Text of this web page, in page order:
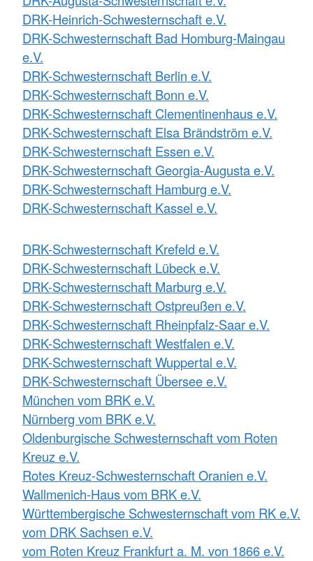
DRK-Heinrich-Schwesternschaft e.V.
DRK-Schwesternschaft Bad Homburg-Maingau
e.V.
DRK-Schwesternschaft Berlin e.V.
DRK-Schwesternschaft Bonn e.V.
DRK-Schwesternschaft Clementinenhaus e.V.
DRK-Schwesternschaft Elsa Brändström e.V.
DRK-Schwesternschaft Essen e.V.
DRK-Schwesternschaft Georgia-Augusta e.V.
DRK-Schwesternschaft Hamburg e.V.
DRK-Schwesternschaft Kassel e.V.
DRK-Schwesternschaft Krefeld e.V.
DRK-Schwesternschaft Lübeck e.V.
DRK-Schwesternschaft Marburg e.V.
DRK-Schwesternschaft Ostpreußen e.V.
DRK-Schwesternschaft Rheinpfalz-Saar e.V.
DRK-Schwesternschaft Westfalen e.V.
DRK-Schwesternschaft Wuppertal e.V.
DRK-Schwesternschaft Übersee e.V.
München vom BRK e.V.
Nürnberg vom BRK e.V.
Oldenburgische Schwesternschaft vom Roten
Kreuz e.V.
Rotes Kreuz-Schwesternschaft Oranien e.V.
Wallmenich-Haus vom BRK e.V.
Württembergische Schwesternschaft vom RK e.V.
vom DRK Sachsen e.V.
vom Roten Kreuz Frankfurt a. M. von 1866 e.V.